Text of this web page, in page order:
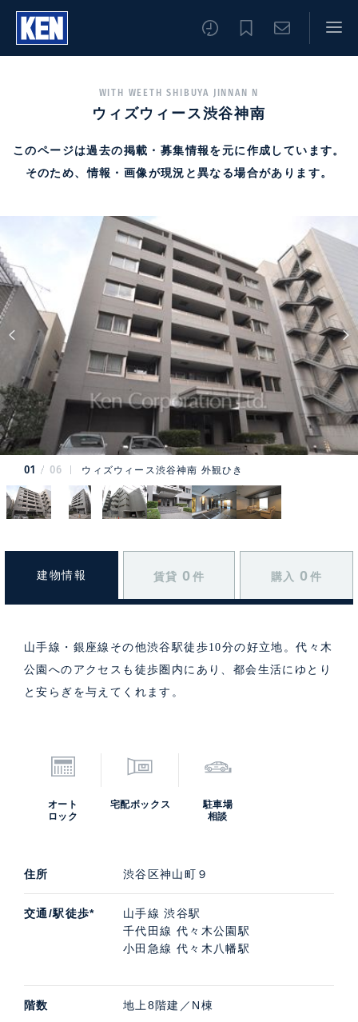
WITH WEETH SHIBUYA JINNAN N
ウィズウィース渋谷神南
このページは過去の掲載・募集情報を元に作成しています。
そのため、情報・画像が現況と異なる場合があります。
01 06 ウィズウィース渋谷神南 外観ひき
建物情報 賃貸 0 件 購入 0 件
山手線・銀座線その他渋谷駅徒歩10分の好立地。代々木
公園へのアクセスも徒歩圏内にあり、都会生活にゆとり
と安らぎを与えてくれます。
オート
ロック
宅配ボックス
駐車場
相談
住所 渋谷区神山町９
交通/駅徒歩*
山手線 渋谷駅
千代田線 代々木公園駅
小田急線 代々木八幡駅
階数 地上8階建／N棟